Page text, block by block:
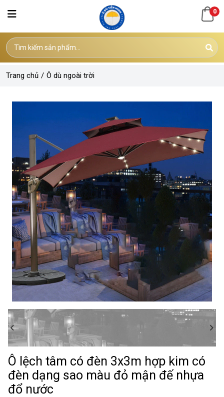
0
Trang chủ / Ô dù ngoài trời
Ô lệch tâm có đèn 3x3m hợp kim có
đèn dạng sao màu đỏ mận đế nhựa
đổ nước